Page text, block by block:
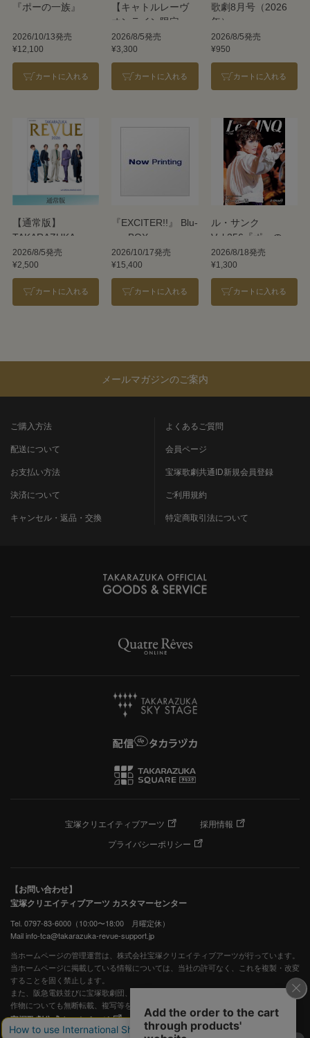
『ポーの一族』
2026/10/13発売
¥12,100
カートに入れる
【キャトルレーヴ
オンライン限定
版】TAKARAZUKA
REVUE 2026
2026/8/5発売
¥3,300
カートに入れる
歌劇8月号（2026
年）
2026/8/5発売
¥950
カートに入れる
【通常版】
TAKARAZUKA
REVUE 2026
2026/8/5発売
¥2,500
カートに入れる
『EXCITER!!』 Blu-
ray BOX
2026/10/17発売
¥15,400
カートに入れる
ル・サンク
Vol.256『ポーの一
族』＜雪組＞
2026/8/18発売
¥1,300
カートに入れる
メールマガジンのご案内
ご購入方法
配送について
お支払い方法
決済について
キャンセル・返品・交換
よくあるご質問
会員ページ
宝塚歌劇共通ID新規会員登録
ご利用規約
特定商取引法について
宝塚クリエイティブアーツ
採用情報
プライバシーポリシー
【お問い合わせ】
宝塚クリエイティブアーツ カスタマーセンター
Tel. 0797-83-6000（10:00〜18:00 月曜定休）
Mail info-tca@takarazuka-revue-support.jp
当ホームページの管理運営は、株式会社宝塚クリエイティブアーツが行っています。
当ホームページに掲載している情報については、当社の許可なく、これを複製・改変
することを固く禁止します。
また、阪急電鉄並びに宝塚歌劇団、宝塚クリエイティブアーツの出版物ほか写真等著
作物についても無断転載、複写等を禁じます。
宝塚歌劇公式ホームページ